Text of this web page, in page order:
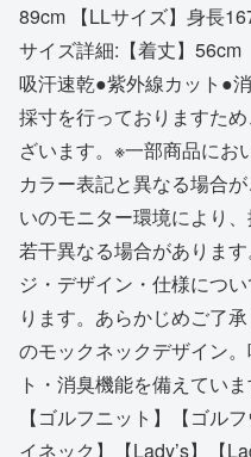
89cm 【LLサイズ】身長
サイズ詳細:【着丈】
吸汗速乾●紫外線カット●
採寸を行っておりますた
ざいます。※一部商品にお
カラー表記と異なる場合
いのモニター環境により
若干異なる場合がありま
ジ・デザイン・仕様につ
ります。あらかじめご了
のモックネックデザイン
ト・消臭機能を備えてい
【ゴルフニット】【ゴル
イネック】【Lady’s】【